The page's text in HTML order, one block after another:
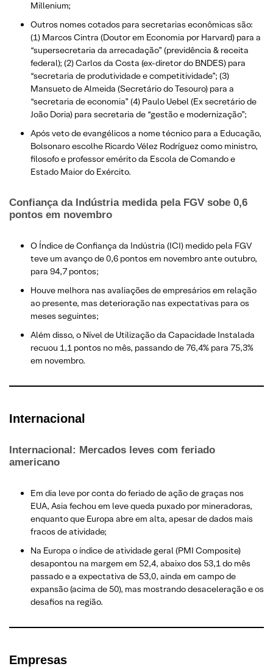
Millenium;
Outros nomes cotados para secretarias econômicas são:
(1) Marcos Cintra (Doutor em Economia por Harvard) para a
“supersecretaria da arrecadação” (previdência & receita
federal); (2) Carlos da Costa (ex-diretor do BNDES) para
“secretaria de produtividade e competitividade”; (3)
Mansueto de Almeida (Secretário do Tesouro) para a
“secretaria de economia” (4) Paulo Uebel (Ex secretário de
João Doria) para secretaria de “gestão e modernização”;
Após veto de evangélicos a nome técnico para a Educação,
Bolsonaro escolhe Ricardo Vélez Rodríguez como ministro,
filosofo e professor emérito da Escola de Comando e
Estado Maior do Exército.
Confiança da Indústria medida pela FGV sobe 0,6
pontos em novembro
O Índice de Confiança da Indústria (ICI) medido pela FGV
teve um avanço de 0,6 pontos em novembro ante outubro,
para 94,7 pontos​;
Houve melhora nas avaliações de empresários em relação
ao presente, mas deterioração nas expectativas para os
meses seguintes​;
Além disso, o Nível de Utilização da Capacidade Instalada
recuou 1,1 pontos no mês, passando de 76,4% para 75,3%
em novembro​.
Internacional
Internacional: Mercados leves com feriado
americano
Em dia leve por conta do feriado de ação de graças nos
EUA, Asia fechou em leve queda puxado por mineradoras,
enquanto que Europa abre em alta, apesar de dados mais
fracos de atividade;
Na Europa o índice de atividade geral (PMI Composite)
desapontou na margem em 52,4, abaixo dos 53,1 do mês
passado e a expectativa de 53,0, ainda em campo de
expansão (acima de 50), mas mostrando desaceleração e os
desafios na região.​
Empresas